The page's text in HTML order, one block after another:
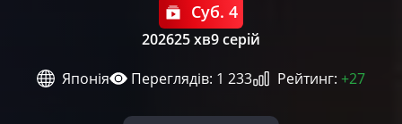
Суб. 4
202625 хв9 серій
Японія
Переглядів: 1 233 Рейтинг: +27